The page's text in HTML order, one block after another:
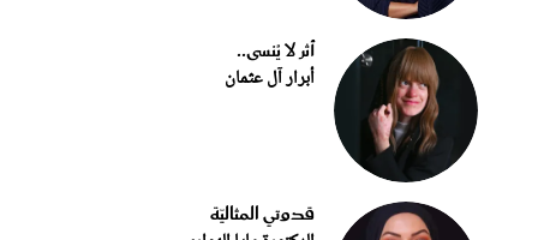
أثر لا يُنسى..
أبرار آل عثمان
قدوتي المثاليّة